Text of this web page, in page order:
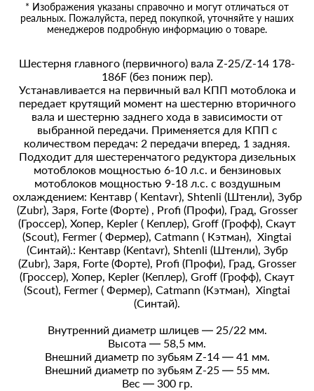
* Изображения указаны справочно и могут отличаться от
реальных. Пожалуйста, перед покупкой, уточняйте у наших
менеджеров подробную информацию о товаре.
Шестерня главного (первичного) вала Z-25/Z-14 178-
186F (без пониж пер).
Устанавливается на первичный вал КПП мотоблока и
передает крутящий момент на шестерню вторичного
вала и шестерню заднего хода в зависимости от
выбранной передачи. Применяется для КПП с
количеством передач: 2 передачи вперед, 1 задняя.
Подходит для шестеренчатого редуктора дизельных
мотоблоков мощностью 6-10 л.с. и бензиновых
мотоблоков мощностью 9-18 л.с. с воздушным
охлаждением: Кентавр ( Kentavr), Shtenli (Штенли), Зубр
(Zubr), Заря, Forte (Форте) , Profi (Профи), Град, Grosser
(Гроссер), Хопер, Kepler ( Кеплер), Groff (Грофф), Скаут
(Scout), Fermer ( Фермер), Catmann ( Кэтман), Xingtai
(Синтай).: Кентавр (Kentavr), Shtenli (Штенли), Зубр
(Zubr), Заря, Forte (Форте), Profi (Профи), Град, Grosser
(Гроссер), Хопер, Kepler (Кеплер), Groff (Грофф), Скаут
(Scout), Fermer ( Фермер), Catmann (Кэтман), Xingtai
(Синтай).
Внутренний диаметр шлицев — 25/22 мм.
Высота — 58,5 мм.
Внешний диаметр по зубьям Z-14 — 41 мм.
Внешний диаметр по зубьям Z-25 — 55 мм.
Вес — 300 гр.